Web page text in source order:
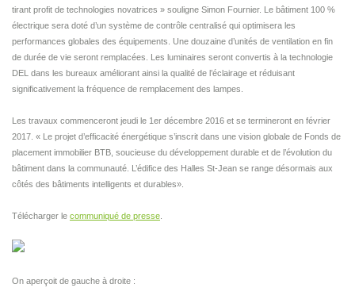
tirant profit de technologies novatrices » souligne Simon Fournier. Le bâtiment 100 %
électrique sera doté d’un système de contrôle centralisé qui optimisera les
performances globales des équipements. Une douzaine d’unités de ventilation en fin
de durée de vie seront remplacées. Les luminaires seront convertis à la technologie
DEL dans les bureaux améliorant ainsi la qualité de l’éclairage et réduisant
significativement la fréquence de remplacement des lampes.
Les travaux commenceront jeudi le 1er décembre 2016 et se termineront en février
2017. « Le projet d’efficacité énergétique s’inscrit dans une vision globale de Fonds de
placement immobilier BTB, soucieuse du développement durable et de l’évolution du
bâtiment dans la communauté. L’édifice des Halles St-Jean se range désormais aux
côtés des bâtiments intelligents et durables».
Télécharger le communiqué de presse.
On aperçoit de gauche à droite :